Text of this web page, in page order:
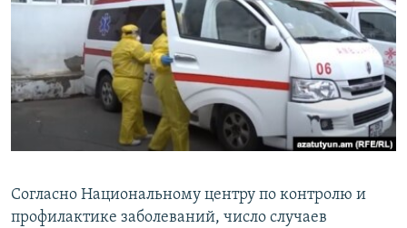
Հայերեն
English
Все сайты Радио Азатутюн
Согласно Национальному центру по контролю и
профилактике заболеваний, число случаев